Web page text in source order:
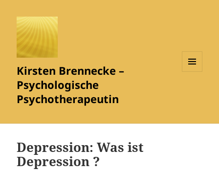
Kirsten Brennecke –
Psychologische
Psychotherapeutin
Depression: Was ist
Depression ?